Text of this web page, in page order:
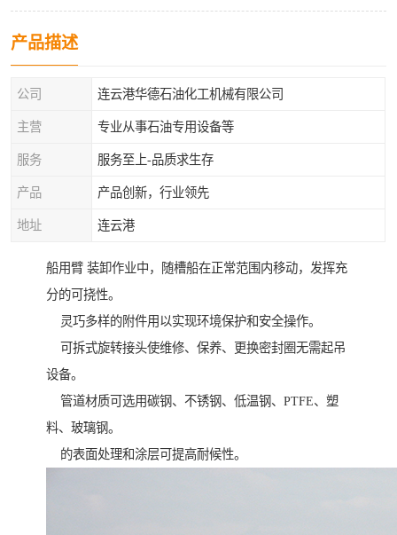
产品描述
公司 连云港华德石油化工机械有限公司
主营 专业从事石油专用设备等
服务 服务至上-品质求生存
产品 产品创新，行业领先
地址 连云港
船用臂 装卸作业中，随槽船在正常范围内移动，发挥充
分的可挠性。
灵巧多样的附件用以实现环境保护和安全操作。
可拆式旋转接头使维修、保养、更换密封圈无需起吊
设备。
管道材质可选用碳钢、不锈钢、低温钢、PTFE、塑
料、玻璃钢。
的表面处理和涂层可提高耐候性。